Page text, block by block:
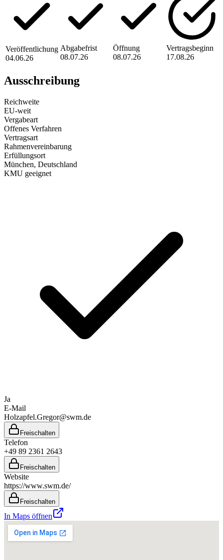
Veröffentlichung
04.06.26
Abgabefrist
08.07.26
Öffnung
08.07.26
Vertragsbeginn
17.08.26
Ausschreibung
Reichweite
EU-weit
Vergabeart
Offenes Verfahren
Vertragsart
Rahmenvereinbarung
Erfüllungsort
München, Deutschland
KMU geeignet
Ja
E-Mail
Holzapfel.Gregor@swm.de
Freischalten
Telefon
+49 89 2361 2643
Freischalten
Website
https://www.swm.de/
Freischalten
In Maps öffnen